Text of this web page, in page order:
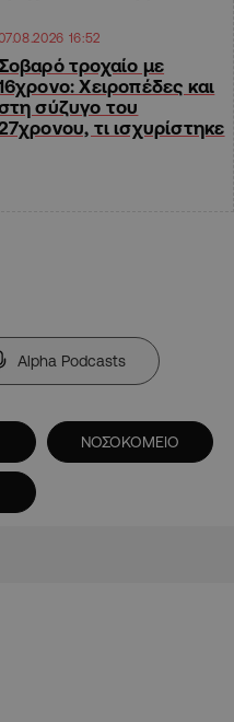
16:52
τροχαίο με
Χειροπέδες και
σύζυγο του
τι ισχυρίστηκε
Alpha Podcasts
ΝΟΣΟΚΟΜΕΙΟ